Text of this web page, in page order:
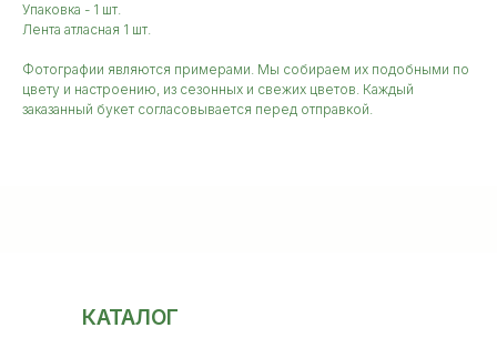
Упаковка - 1 шт.
Лента атласная 1 шт.
Фотографии являются примерами. Мы собираем их подобными по
цвету и настроению, из сезонных и свежих цветов. Каждый
заказанный букет согласовывается перед отправкой.
КАТАЛОГ